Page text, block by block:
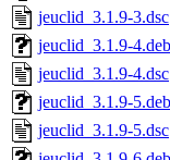
jeuclid_3.1.9-3.dsc
jeuclid_3.1.9-
jeuclid_3.1.9-4.dsc
jeuclid_3.1.9-
jeuclid_3.1.9-5.dsc